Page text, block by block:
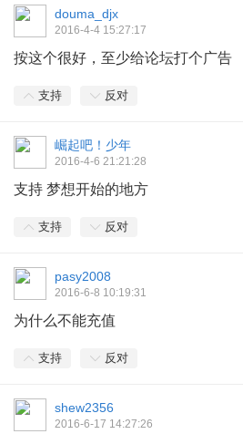
douma_djx
2016-4-4 15:27:17
按这个很好，至少给论坛打个广告
支持 反对
崛起吧！少年
2016-4-6 21:21:28
支持 梦想开始的地方
支持 反对
pasy2008
2016-6-8 10:19:31
为什么不能充值
支持 反对
shew2356
2016-6-17 14:27:26